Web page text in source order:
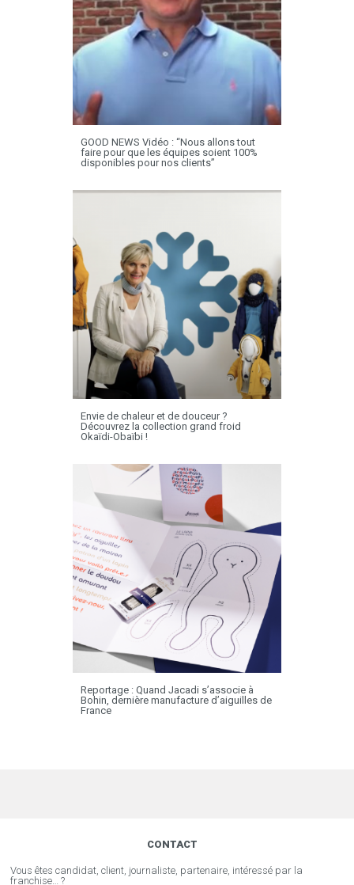
GOOD NEWS Vidéo : “Nous allons tout
faire pour que les équipes soient 100%
disponibles pour nos clients”
Envie de chaleur et de douceur ?
Découvrez la collection grand froid
Okaïdi-Obaïbi !
Reportage : Quand Jacadi s’associe à
Bohin, dernière manufacture d’aiguilles de
France
CONTACT
Vous êtes candidat, client, journaliste, partenaire, intéressé par la
franchise… ?